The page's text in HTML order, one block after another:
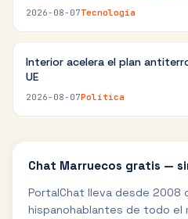
2026-08-07Tecnología
Interior acelera el plan
UE
2026-08-07Política
Chat Marruecos gratis —
PortalChat lleva desde 2008
hispanohablantes de todo el